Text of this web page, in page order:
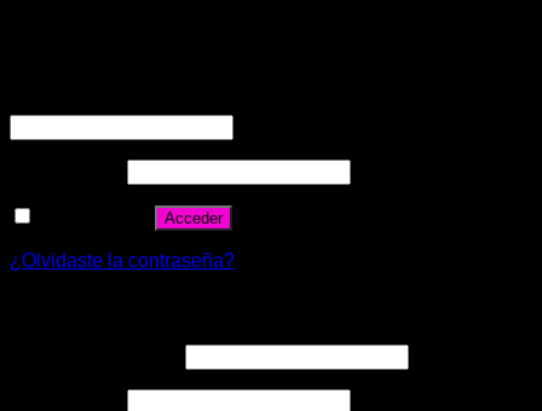
Acceder
¿Olvidaste la contraseña?